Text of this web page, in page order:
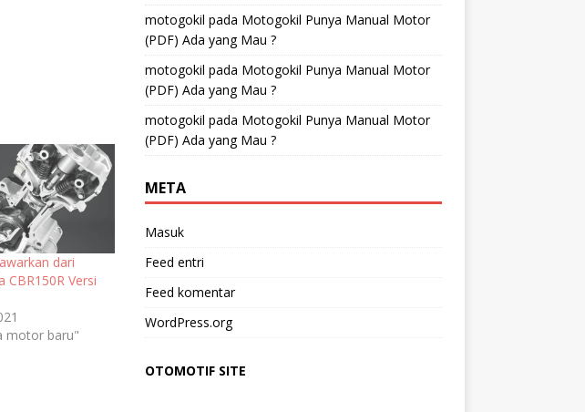
dari
CBR150R Versi
motor baru"
motogokil pada Motogokil Punya Manual Motor
(PDF) Ada yang Mau ?
motogokil pada Motogokil Punya Manual Motor
(PDF) Ada yang Mau ?
motogokil pada Motogokil Punya Manual Motor
(PDF) Ada yang Mau ?
META
Masuk
Feed entri
Feed komentar
WordPress.org
OTOMOTIF SITE